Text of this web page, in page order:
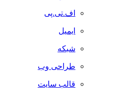
اف.تی.پی
ایمیل
شبکه
طراحی وب
قالب سایت